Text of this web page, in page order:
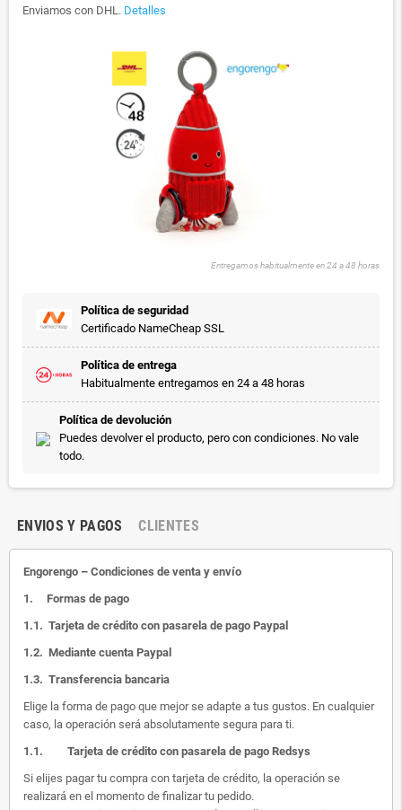
Enviamos con DHL. Detalles
Entregamos habitualmente en 24 a 48 horas
Política de seguridad
Certificado NameCheap SSL
Política de entrega
Habitualmente entregamos en 24 a 48 horas
Política de devolución
Puedes devolver el producto, pero con condiciones. No vale
todo.
ENVIOS Y PAGOS CLIENTES
Engorengo – Condiciones de venta y envío
1. Formas de pago
1.1. Tarjeta de crédito con pasarela de pago Paypal
1.2. Mediante cuenta Paypal
1.3. Transferencia bancaria
Elige la forma de pago que mejor se adapte a tus gustos. En cualquier
caso, la operación será absolutamente segura para ti.
1.1. Tarjeta de crédito con pasarela de pago Redsys
Si elijes pagar tu compra con tarjeta de crédito, la operación se
realizará en el momento de finalizar tu pedido.